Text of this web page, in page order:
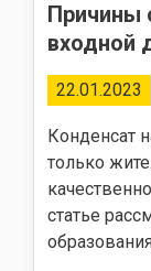
Причины
входной
22.01.2023
Конденсат
только
статье